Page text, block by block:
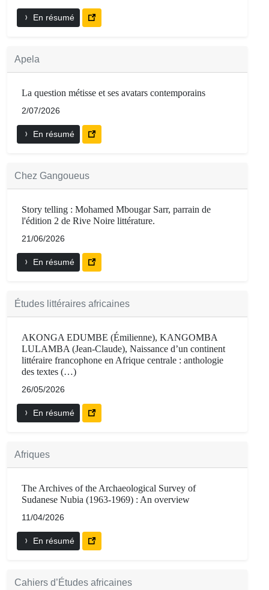
En résumé
Apela
La question métisse et ses avatars contemporains
2/07/2026
En résumé
Chez Gangoueus
Story telling : Mohamed Mbougar Sarr, parrain de
l'édition 2 de Rive Noire littérature.
21/06/2026
En résumé
Études littéraires africaines
AKONGA EDUMBE (Émilienne), KANGOMBA
LULAMBA (Jean-Claude), Naissance d’un continent
littéraire francophone en Afrique centrale : anthologie
des textes (…)
26/05/2026
En résumé
Afriques
The Archives of the Archaeological Survey of
Sudanese Nubia (1963-1969) : An overview
11/04/2026
En résumé
Cahiers d’Études africaines